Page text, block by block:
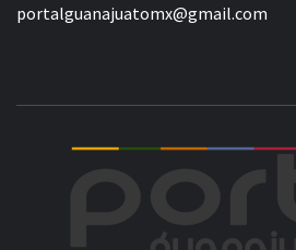
portalguanajuatomx@gmail.com